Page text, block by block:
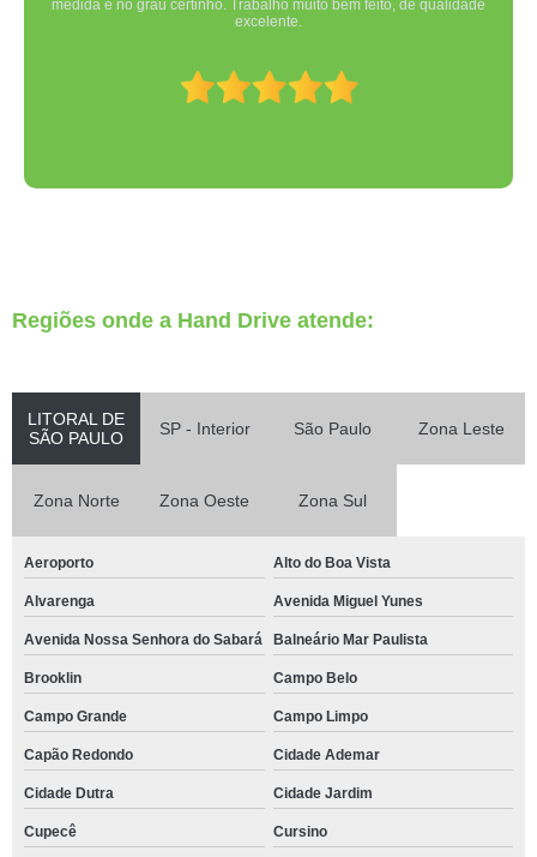
medida e no grau certinho. Trabalho muito bem feito, de qualidade
excelente.
Regiões onde a Hand Drive atende:
LITORAL DE
SÃO PAULO
SP - Interior São Paulo Zona Leste
Zona Norte Zona Oeste Zona Sul
Aeroporto Alto do Boa Vista
Alvarenga Avenida Miguel Yunes
Avenida Nossa Senhora do Sabará Balneário Mar Paulista
Brooklin Campo Belo
Campo Grande Campo Limpo
Capão Redondo Cidade Ademar
Cidade Dutra Cidade Jardim
Cupecê Cursino